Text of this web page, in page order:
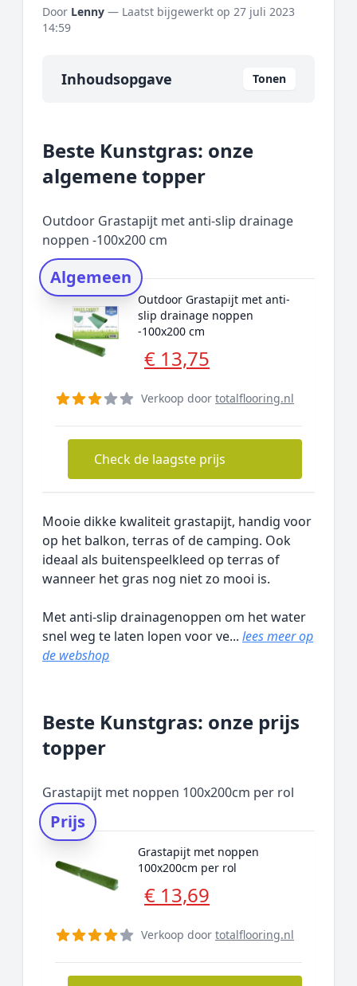
Door Lenny — Laatst bijgewerkt op 27 juli 2023
14:59
Inhoudsopgave Tonen
Onze algemene topper
Prijs topper
Rating topper
Onderzoeksmethode
Alternatieven
Prijsniveaus
Beste Kunstgras: onze
algemene topper
Outdoor Grastapijt met anti-slip drainage
noppen -100x200 cm
Algemeen
Outdoor Grastapijt met anti-
slip drainage noppen
-100x200 cm
€ 13,75
Verkoop door totalflooring.nl
Check de laagste prijs
Mooie dikke kwaliteit grastapijt, handig voor
op het balkon, terras of de camping. Ook
ideaal als buitenspeelkleed op terras of
wanneer het gras nog niet zo mooi is.
Met anti-slip drainagenoppen om het water
snel weg te laten lopen voor ve... lees meer op
de webshop
Beste Kunstgras: onze prijs
topper
Grastapijt met noppen 100x200cm per rol
Prijs
Grastapijt met noppen
100x200cm per rol
€ 13,69
Verkoop door totalflooring.nl